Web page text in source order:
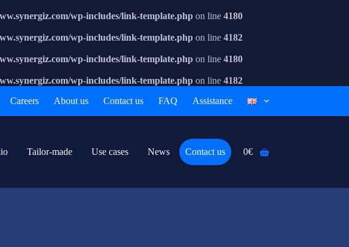
wp-includes/link-template.php on line 4180
wp-includes/link-template.php on line 4182
wp-includes/link-template.php on line 4180
wp-includes/link-template.php on line 4182
Careers About us Contact us FAQ Assistance
Tailor-made Use cases News Contact us
Shopping
0€